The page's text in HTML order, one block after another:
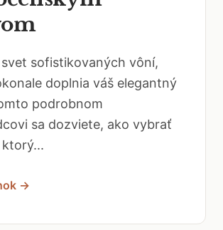
sofistikovaných vôní,
doplnia váš elegantný
podrobnom
sa dozviete, ako vybrať
→